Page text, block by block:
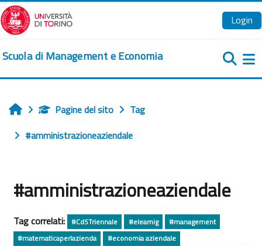
Vai al contenuto principale
Login
Scuola di Management e Economia
HomePagine del sito
Tag
#amministrazioneaziendale
#amministrazioneaziendale
Tag correlati: #CdSTriennale #elearnig
#management
#matematicaperlazienda
#economia aziendale